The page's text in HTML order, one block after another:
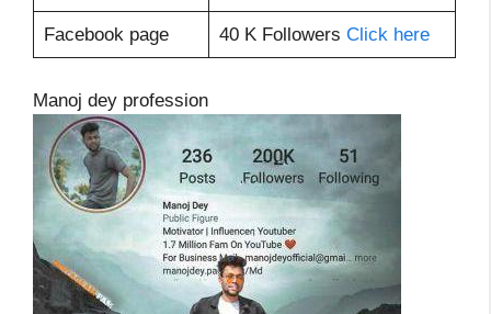
Facebook page 40 K Followers Click here
Manoj dey profession